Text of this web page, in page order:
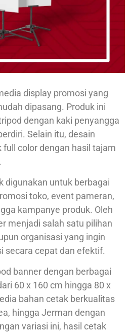
display promosi yang
dipasang. Produk ini
dengan kaki penyangga
Selain itu, desain
color dengan hasil tajam
digunakan untuk berbagai
toko, event pameran,
kampanye produk. Oleh
menjadi salah satu pilihan
organisasi yang ingin
secara cepat dan efektif.
banner dengan berbagai
60 x 160 cm hingga 80 x
bahan cetak berkualitas
hingga Jerman dengan
variasi ini, hasil cetak